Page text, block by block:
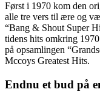
Først i 1970 kom den
alle tre vers til ære og
“Bang & Shout Super
tidens hits omkring
på opsamlingen
Mccoys Greatest Hits.
Endnu et bud på